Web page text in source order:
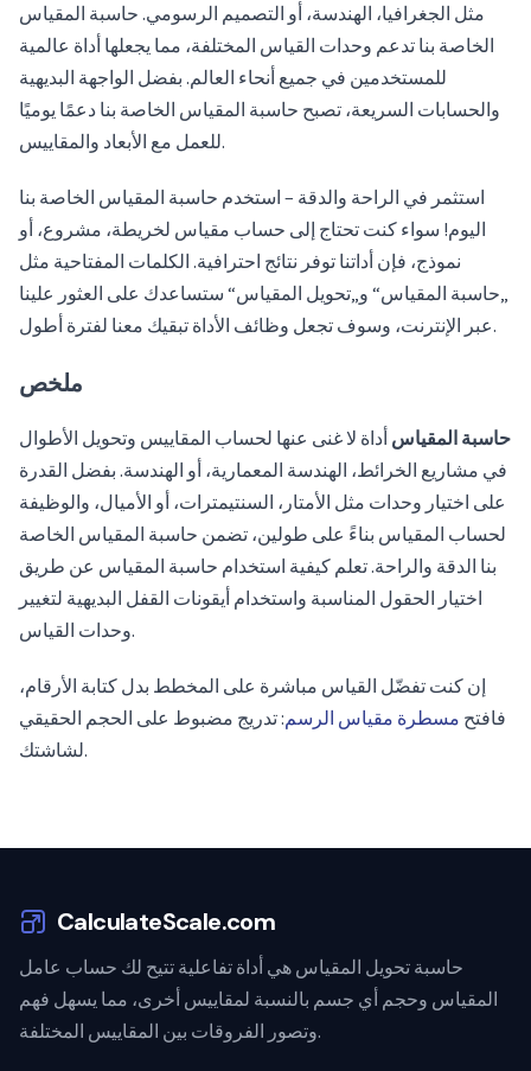
مثل الجغرافيا، الهندسة، أو التصميم الرسومي. حاسبة المقياس
الخاصة بنا تدعم وحدات القياس المختلفة، مما يجعلها أداة عالمية
للمستخدمين في جميع أنحاء العالم. بفضل الواجهة البديهية
والحسابات السريعة، تصبح حاسبة المقياس الخاصة بنا دعمًا يوميًا
للعمل مع الأبعاد والمقاييس.
استثمر في الراحة والدقة – استخدم حاسبة المقياس الخاصة بنا
اليوم! سواء كنت تحتاج إلى حساب مقياس لخريطة، مشروع، أو
نموذج، فإن أداتنا توفر نتائج احترافية. الكلمات المفتاحية مثل
„حاسبة المقياس“ و„تحويل المقياس“ ستساعدك على العثور علينا
عبر الإنترنت، وسوف تجعل وظائف الأداة تبقيك معنا لفترة أطول.
ملخص
حاسبة المقياس أداة لا غنى عنها لحساب المقاييس وتحويل الأطوال
في مشاريع الخرائط، الهندسة المعمارية، أو الهندسة. بفضل القدرة
على اختيار وحدات مثل الأمتار، السنتيمترات، أو الأميال، والوظيفة
لحساب المقياس بناءً على طولين، تضمن حاسبة المقياس الخاصة
بنا الدقة والراحة. تعلم كيفية استخدام حاسبة المقياس عن طريق
اختيار الحقول المناسبة واستخدام أيقونات القفل البديهية لتغيير
وحدات القياس.
إن كنت تفضّل القياس مباشرة على المخطط بدل كتابة الأرقام،
فافتح مسطرة مقياس الرسم: تدريج مضبوط على الحجم الحقيقي
لشاشتك.
CalculateScale.com
حاسبة تحويل المقياس هي أداة تفاعلية تتيح لك حساب عامل
المقياس وحجم أي جسم بالنسبة لمقاييس أخرى، مما يسهل فهم
وتصور الفروقات بين المقاييس المختلفة.